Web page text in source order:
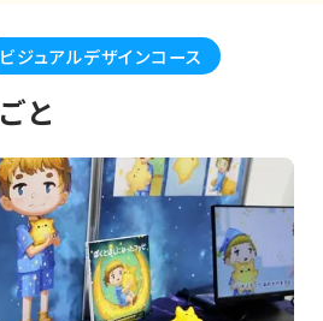
ビジュアルデザインコース
と